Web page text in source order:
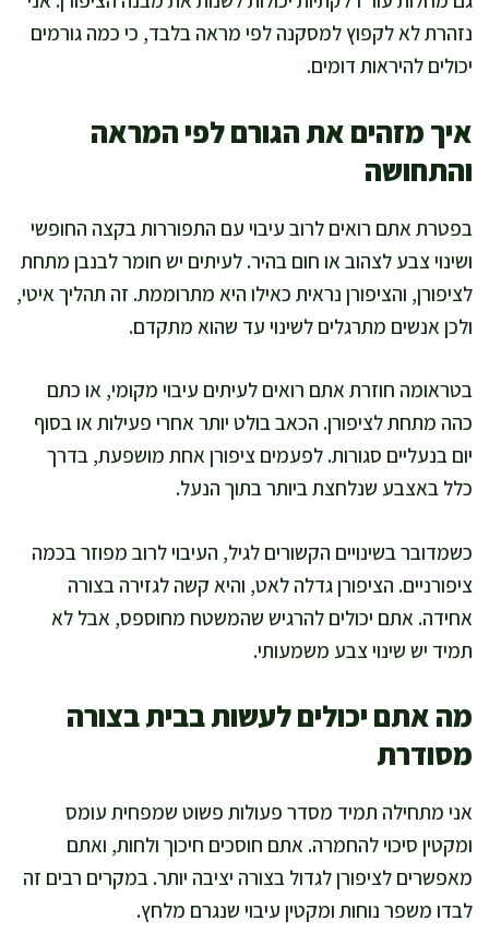
נזהרת לא לקפוץ למסקנה לפי מראה בלבד, כי כמה גורמים
יכולים להיראות דומים.
איך מזהים את הגורם לפי המראה
והתחושה
בפטרת אתם רואים לרוב עיבוי עם התפוררות בקצה החופשי
ושינוי צבע לצהוב או חום בהיר. לעיתים יש חומר לבנבן מתחת
לציפורן, והציפורן נראית כאילו היא מתרוממת. זה תהליך איטי,
ולכן אנשים מתרגלים לשינוי עד שהוא מתקדם.
בטראומה חוזרת אתם רואים לעיתים עיבוי מקומי, או כתם
כהה מתחת לציפורן. הכאב בולט יותר אחרי פעילות או בסוף
יום בנעליים סגורות. לפעמים ציפורן אחת מושפעת, בדרך
כלל באצבע שנלחצת ביותר בתוך הנעל.
כשמדובר בשינויים הקשורים לגיל, העיבוי לרוב מפוזר בכמה
ציפורניים. הציפורן גדלה לאט, והיא קשה לגזירה בצורה
אחידה. אתם יכולים להרגיש שהמשטח מחוספס, אבל לא
תמיד יש שינוי צבע משמעותי.
מה אתם יכולים לעשות בבית בצורה
מסודרת
אני מתחילה תמיד מסדר פעולות פשוט שמפחית עומס
ומקטין סיכוי להחמרה. אתם חוסכים חיכוך ולחות, ואתם
מאפשרים לציפורן לגדול בצורה יציבה יותר. במקרים רבים זה
לבדו משפר נוחות ומקטין עיבוי שנגרם מלחץ.